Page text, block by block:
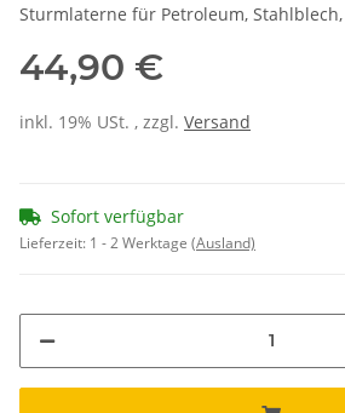
Sturmlaterne für Petroleum,
44,90 €
inkl. 19% USt. , zzgl. Versand
Sofort verfügbar
Lieferzeit: 1 - 2 Werktage (Ausland)